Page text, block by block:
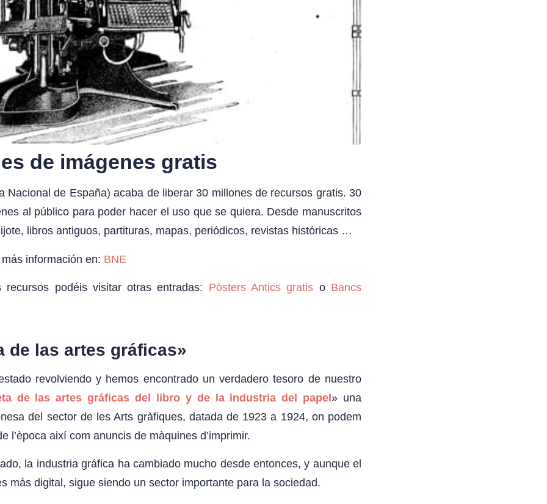
de imágenes gratis
Nacional de España) acaba de liberar 30 millones de recursos gratis. 30
al público para poder hacer el uso que se quiera. Desde manuscritos
libros antiguos, partituras, mapas, periódicos, revistas históricas …
información en: BNE
podéis visitar otras entradas: Pòsters Antics gratis o Bancs
de las artes gráficas»
revolviendo y hemos encontrado un verdadero tesoro de nuestro
de las artes gráficas del libro y de la industria del papel» una
del sector de les Arts gràfiques, datada de 1923 a 1924, on podem
l’època així com anuncis de màquines d’imprimir.
la industria gráfica ha cambiado mucho desde entonces, y aunque el
más digital, sigue siendo un sector importante para la sociedad.